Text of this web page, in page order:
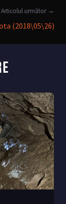
Articolul următor →
(2018\05\26)